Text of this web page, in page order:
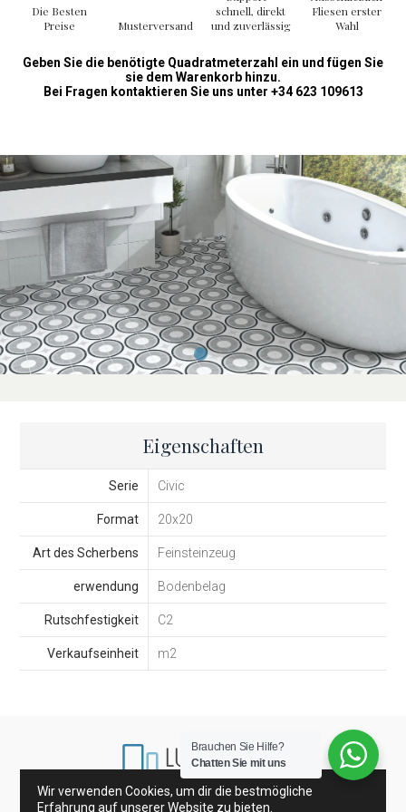
um einzigartige und anspruchsvolle Kontraste zu schaffen.
Verwandeln Sie Ihre Räume
Letztendlich ist dieCivic Fliese 20×20nicht nur ein funktionaler
unverzichtbaren Wahl für alle, die Wert auf Qualität und Design
legen. Zuletzt, wagen Sie es, Ihre Innenräume mit dieser Option zu
verwandeln, die Design und Funktionalität in einem kompakten
Format vereint.
Die Besten
Preise
Musterversand
schnell, direkt
und zuverlässig
Fliesen erster
Wahl
Geben Sie die benötigte Quadratmeterzahl ein und fügen Sie
sie dem Warenkorb hinzu.
Bei Fragen kontaktieren Sie uns unter +34 623 109613
Eigenschaften
Serie Civic
Format 20x20
Art des Scherbens Feinsteinzeug
erwendung Bodenbelag
Rutschfestigkeit C2
Verkaufseinheit m2
Wir verwenden Cookies, um dir die bestmögliche
Erfahrung auf unserer Website zu bieten.
Brauchen Sie Hilfe?
Chatten Sie mit uns